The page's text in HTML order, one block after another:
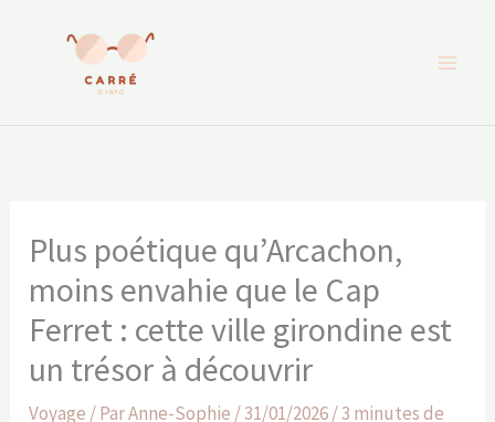
Plus poétique qu’Arcachon,
moins envahie que le Cap
Ferret : cette ville girondine est
un trésor à découvrir
Voyage / ParAnne-Sophie /31/01/2026/3 minutes de